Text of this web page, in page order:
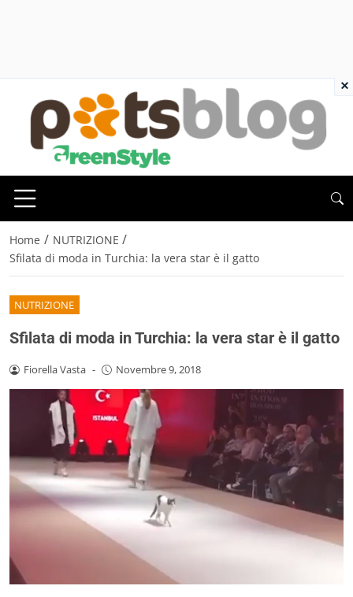
Home / NUTRIZIONE /
Sfilata di moda in Turchia: la vera star è il gatto
NUTRIZIONE
Sfilata di moda in Turchia: la vera star è il gatto
Fiorella Vasta - Novembre 9, 2018
×